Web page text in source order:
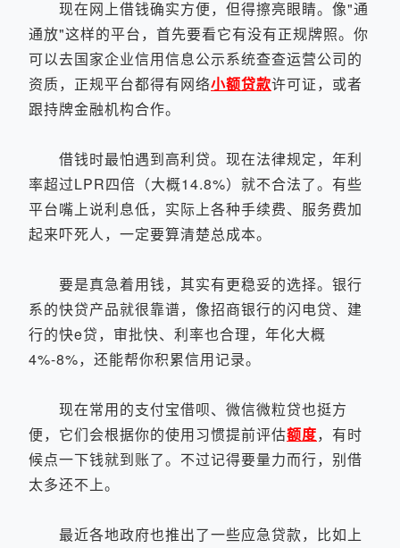
现在网上借钱确实方便，但得擦亮眼睛。像"通
通放"这样的平台，首先要看它有没有正规牌照。你
可以去国家企业信用信息公示系统查查运营公司的
资质，正规平台都得有网络小额贷款许可证，或者
跟持牌金融机构合作。
借钱时最怕遇到高利贷。现在法律规定，年利
率超过LPR四倍（大概14.8%）就不合法了。有些
平台嘴上说利息低，实际上各种手续费、服务费加
起来吓死人，一定要算清楚总成本。
要是真急着用钱，其实有更稳妥的选择。银行
系的快贷产品就很靠谱，像招商银行的闪电贷、建
行的快e贷，审批快、利率也合理，年化大概
4%-8%，还能帮你积累信用记录。
现在常用的支付宝借呗、微信微粒贷也挺方
便，它们会根据你的使用习惯提前评估额度，有时
候点一下钱就到账了。不过记得要量力而行，别借
太多还不上。
最近各地政府也推出了一些应急贷款，比如上